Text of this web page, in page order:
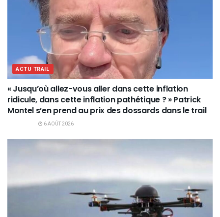
ACTU TRAIL
« Jusqu’où allez-vous aller dans cette inflation
ridicule, dans cette inflation pathétique ? » Patrick
Montel s’en prend au prix des dossards dans le trail
6 AOÛT 2026